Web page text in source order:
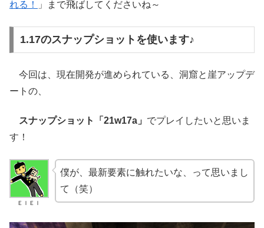
れる！
」まで飛ばしてくださいね～
1.17のスナップショットを使います♪
今回は、現在開発が進められている、洞窟と崖アップデ
ートの、
スナップショット「21w17a」 でプレイしたいと思いま
す！
ＥＩＥＩ
僕が、最新要素に触れたいな、って思いまし
て（笑）